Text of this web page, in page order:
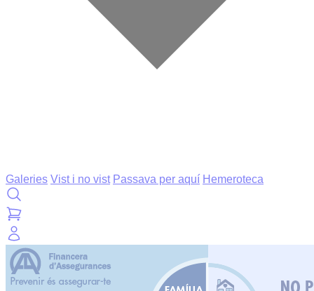
Galeries Vist i no vist Passava per aquí Hemeroteca